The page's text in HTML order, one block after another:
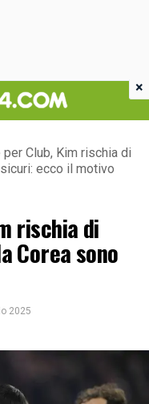
Club, Kim rischia di
ecco il motivo
rischia di
Corea sono
2025
×